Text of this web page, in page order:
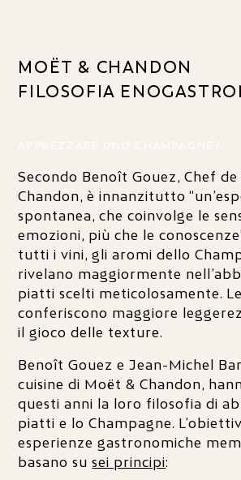
MOËT & CHANDON
FILOSOFIA
Secondo Benoît Gouez, Chef
Chandon, è innanzitutto
spontanea, che coinvolge le
emozioni, più che le
tutti i vini, gli aromi dello
rivelano maggiormente
piatti scelti meticolosamente.
conferiscono maggiore
il gioco delle texture.
Benoît Gouez e Jean-Michel
cuisine di Moët & Chandon,
questi anni la loro filosofia di
piatti e lo Champagne.
esperienze gastronomiche
basano susei principi: